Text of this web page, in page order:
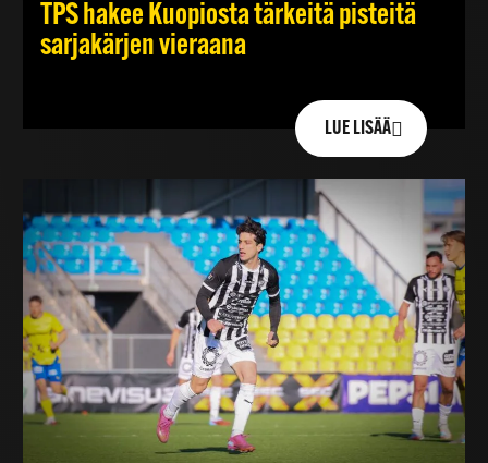
TPS hakee Kuopiosta tärkeitä pisteitä
sarjakärjen vieraana
LUE LISÄÄ